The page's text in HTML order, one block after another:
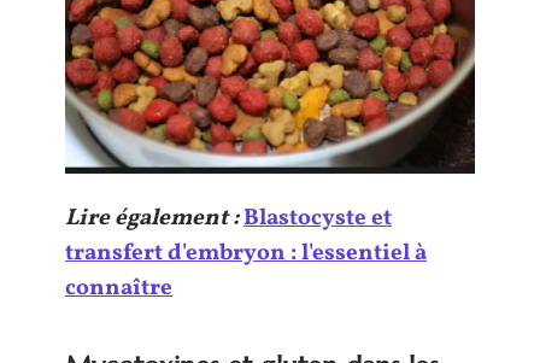
Lire également :Blastocyste et
transfert d'embryon : l'essentiel à
connaître